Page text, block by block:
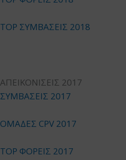
TOP ΣΥΜΒΑΣΕΙΣ 2018
ΑΠΕΙΚΟΝΙΣΕΙΣ 2017
ΣΥΜΒΑΣΕΙΣ 2017
ΟΜΑΔΕΣ CPV 2017
TOP ΦΟΡΕΙΣ 2017